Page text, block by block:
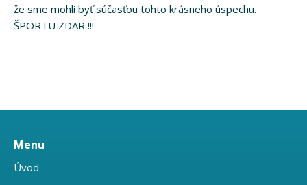
že sme mohli byť súčasťou tohto krásneho úspechu.
ŠPORTU ZDAR !!!
Menu
Úvod